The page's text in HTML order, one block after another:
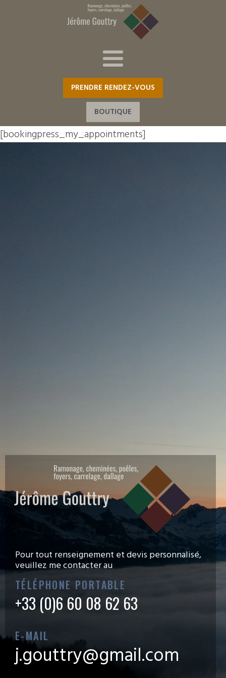
PRENDRE RENDEZ-VOUS
BOUTIQUE
[bookingpress_my_appointments]
Pour tout renseignement et devis personnalisé,
veuillez me contacter au
TÉLÉPHONE PORTABLE
+33 (0)6 60 08 62 63
E-MAIL
j.gouttry@gmail.com